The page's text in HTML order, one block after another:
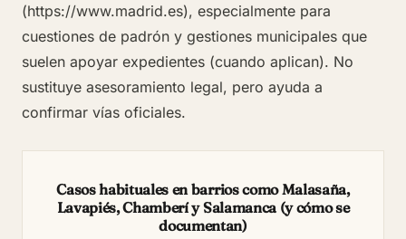
(https://www.madrid.es), especialmente para
cuestiones de padrón y gestiones municipales que
suelen apoyar expedientes (cuando aplican). No
sustituye asesoramiento legal, pero ayuda a
confirmar vías oficiales.
Casos habituales en barrios como Malasaña,
Lavapiés, Chamberí y Salamanca (y cómo se
documentan)